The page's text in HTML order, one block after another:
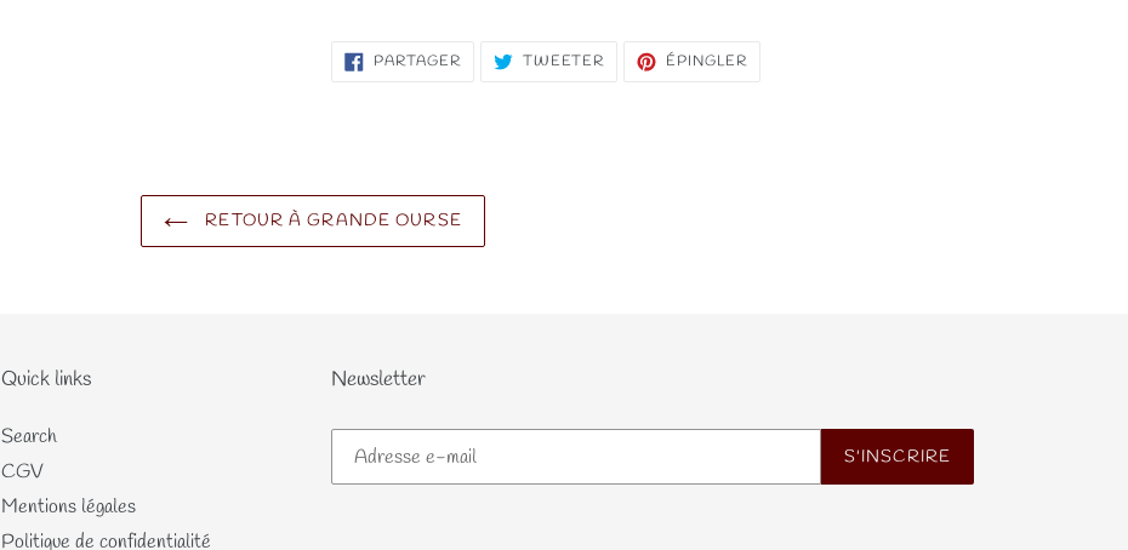
PARTAGERPARTAGER
SUR
TWEETER TWEETERÉPINGLER
RETOUR À GRANDE OURSE
Quick links
Search
CGV
Mentions légales
Politique de confidentialité
Newsletter
S'INSCRIRE